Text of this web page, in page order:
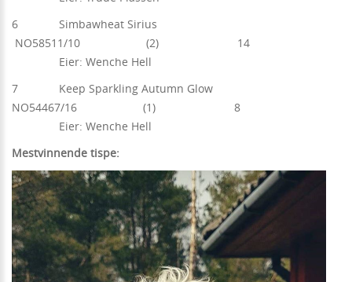
6 Simbawheat Sirius
NO58511/10 (2) 14
Eier: Wenche Hell
7 Keep Sparkling Autumn Glow
NO54467/16 (1) 8
Eier: Wenche Hell
Mestvinnende tispe: